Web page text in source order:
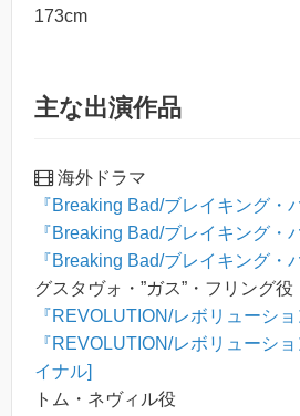
173cm
主な出演作品
海外ドラマ
『Breaking Bad/ブレイキング・
『Breaking Bad/ブレイキング・
『Breaking Bad/ブレイキング・
グスタヴォ・”ガス”・フリング役
『REVOLUTION/レボリューシ
『REVOLUTION/レボリューシ
イナル]
トム・ネヴィル役